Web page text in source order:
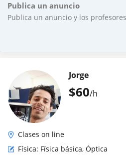
Publica un anuncio
Publica un anuncio y los
$60/h
Jorge
Clases on line
Física: Física básica, Óptica